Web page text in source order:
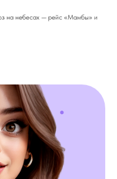
на небесах — рейс «Мамбы» и